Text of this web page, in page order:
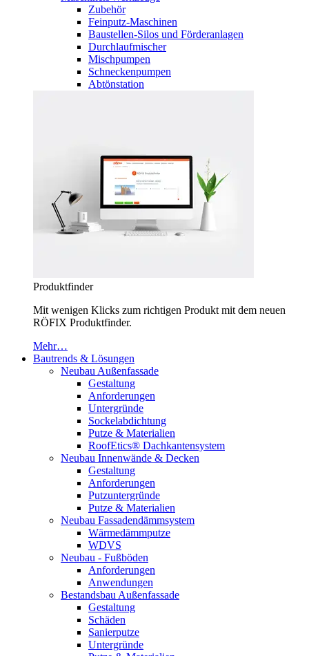
Zubehör
Feinputz-Maschinen
Baustellen-Silos und Förderanlagen
Durchlaufmischer
Mischpumpen
Schneckenpumpen
Abtönstation
Produktfinder
Mit wenigen Klicks zum richtigen Produkt mit dem neuen
RÖFIX Produktfinder.
Mehr…
Bautrends & Lösungen
Neubau Außenfassade
Gestaltung
Anforderungen
Untergründe
Sockelabdichtung
Putze & Materialien
RoofEtics® Dachkantensystem
Neubau Innenwände & Decken
Gestaltung
Anforderungen
Putzuntergründe
Putze & Materialien
Neubau Fassadendämmsystem
Wärmedämmputze
WDVS
Neubau - Fußböden
Anforderungen
Anwendungen
Bestandsbau Außenfassade
Gestaltung
Schäden
Sanierputze
Untergründe